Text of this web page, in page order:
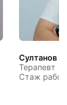
Султанов
Терапевт
Стаж